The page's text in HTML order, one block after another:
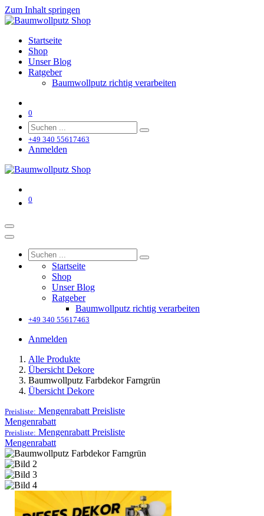
Zum Inhalt springen
Startseite
Shop
Unser Blog
Ratgeber
Baumwollputz richtig verarbeiten
0
+49 340 55617463
Anmelden
0
Startseite
Shop
Unser Blog
Ratgeber
Baumwollputz richtig verarbeiten
+49 340 55617463
Anmelden
Alle Produkte
Übersicht Dekore
Baumwollputz Farbdekor Farngrün
Übersicht Dekore
Preisliste: Mengenrabatt Preisliste
Mengenrabatt
Preisliste: Mengenrabatt Preisliste
Mengenrabatt